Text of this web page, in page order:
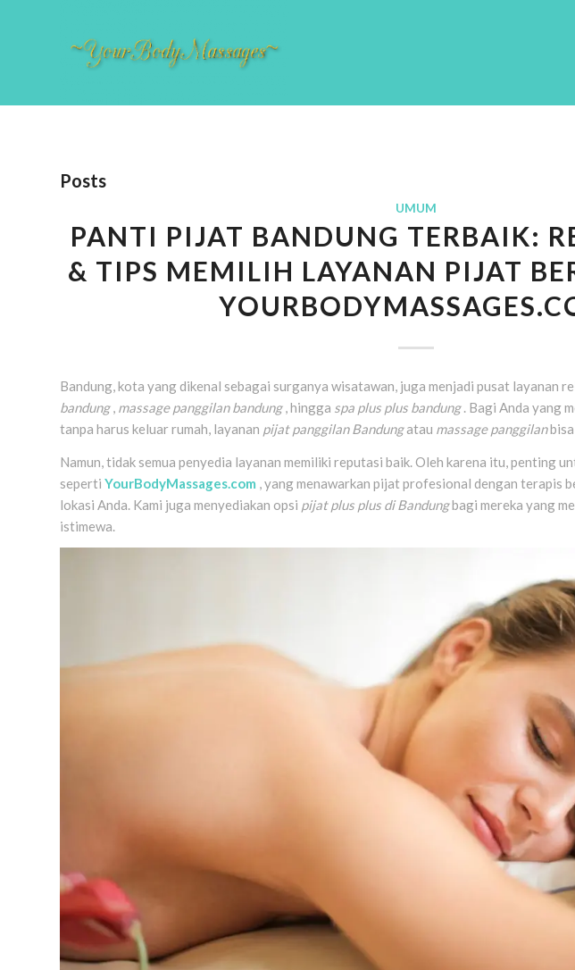
Posts
UMUM
PANTI PIJAT BANDUNG TERBAIK:
& TIPS MEMILIH LAYANAN PIJAT
Bandung, kota yang dikenal sebagai surganya wisatawan, juga menjadi pusat layanan
bandung, massage panggilan bandung, hingga spa plus plus bandung. Bagi Anda yang
tanpa harus keluar rumah, layanan pijat panggilan Bandungatau massage panggilan
Namun, tidak semua penyedia layanan memiliki reputasi baik. Oleh karena itu, penting
seperti YourBodyMassages.com , yang menawarkan pijat profesional dengan terapis
lokasi Anda. Kami juga menyediakan opsi pijat plus plus di Bandungbagi mereka yang
istimewa.